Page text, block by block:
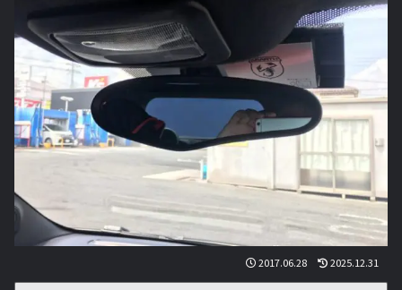
2017.06.28 2025.12.31